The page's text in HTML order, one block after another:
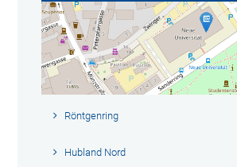
Röntgenring
Hubland Nord